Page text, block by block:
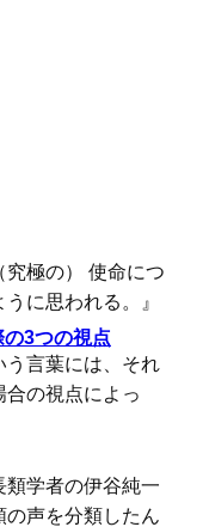
究極の） 使命につ
に思われる。』
3つの視点
う言葉には、それ
の視点によっ
類学者の伊谷純一
声を分類したん